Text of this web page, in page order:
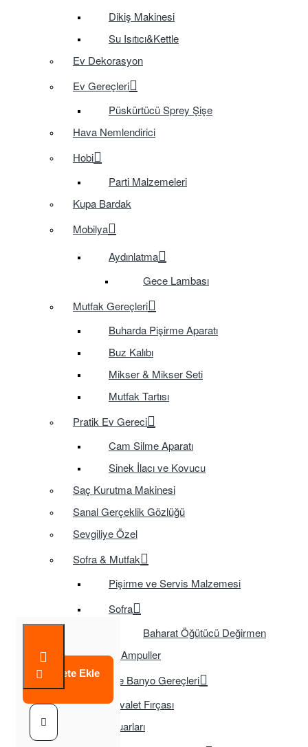
Dikiş Makinesi
Su Isıtıcı&Kettle
Ev Dekorasyon
Ev Gereçleri
Püskürtücü Sprey Şişe
Hava Nemlendirici
Hobi
Parti Malzemeleri
Kupa Bardak
Mobilya
Aydınlatma
Gece Lambası
Mutfak Gereçleri
Buharda Pişirme Aparatı
Buz Kalıbı
Mikser & Mikser Seti
Mutfak Tartısı
Pratik Ev Gereci
Cam Silme Aparatı
Sinek İlacı ve Kovucu
Saç Kurutma Makinesi
Sanal Gerçeklik Gözlüğü
Sevgiliye Özel
Sofra & Mutfak
Pişirme ve Servis Malzemesi
Sofra
Baharat Öğütücü Değirmen
Tasarruflu Ampuller
Temizlik ve Banyo Gereçleri
Tuvalet Fırçası
TV Aksesuarları
Sepete Ekle